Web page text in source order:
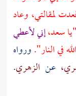
لمقالتي، وعاد
سعد،إني لأعطي
في النار".ورواه
عن الزهري.